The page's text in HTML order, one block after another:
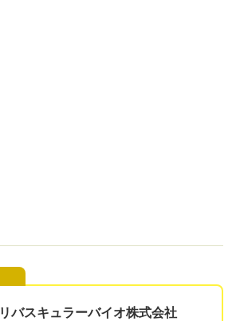
リバスキュラーバイオ株式会社